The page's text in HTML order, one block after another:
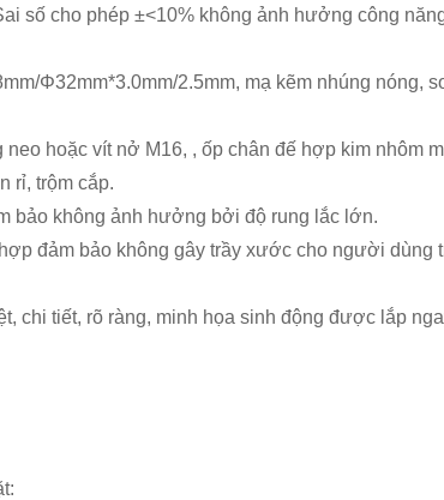
số cho phép ±<10% không ảnh hưởng công
Φ32mm*3.0mm/2.5mm, mạ kẽm nhúng nóng,
hoặc vít nở M16, , ốp chân đế hợp kim nhôm
rỉ, trộm cắp.
bảo không ảnh hưởng bởi độ rung lắc lớn.
đảm bảo không gây trầy xước cho người dùng
chi tiết, rõ ràng, minh họa sinh động được lắp